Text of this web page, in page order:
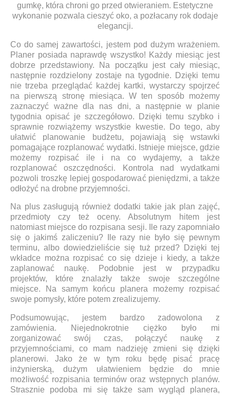
gumkę, która chroni go przed otwieraniem. Estetyczne
wykonanie pozwala cieszyć oko, a pozłacany rok dodaje
elegancji.
Co do samej zawartości, jestem pod dużym wrażeniem.
Planer posiada naprawdę wszystko! Każdy miesiąc jest
dobrze przedstawiony. Na początku jest cały miesiąc,
następnie rozdzielony zostaje na tygodnie. Dzięki temu
nie trzeba przeglądać każdej kartki, wystarczy spojrzeć
na pierwszą stronę miesiąca. W ten sposób możemy
zaznaczyć ważne dla nas dni, a następnie w planie
tygodnia opisać je szczegółowo. Dzięki temu szybko i
sprawnie rozwiążemy wszystkie kwestie. Do tego, aby
ułatwić planowanie budżetu, pojawiają się wstawki
pomagające rozplanować wydatki. Istnieje miejsce, gdzie
możemy rozpisać ile i na co wydajemy, a także
rozplanować oszczędności. Kontrola nad wydatkami
pozwoli troszkę lepiej gospodarować pieniędzmi, a także
odłożyć na drobne przyjemności.
Na plus zasługują również dodatki takie jak plan zajęć,
przedmioty czy też oceny. Absolutnym hitem jest
natomiast miejsce do rozpisana sesji. Ile razy zapomniało
się o jakimś zaliczeniu? Ile razy nie było się pewnym
terminu, albo dowiedzieliście się tuż przed? Dzięki tej
wkładce można rozpisać co się dzieje i kiedy, a także
zaplanować naukę. Podobnie jest w przypadku
projektów, które znalazły także swoje szczególne
miejsce. Na samym końcu planera możemy rozpisać
swoje pomysły, które potem zrealizujemy.
Podsumowując, jestem bardzo zadowolona z
zamówienia. Niejednokrotnie ciężko było mi
zorganizować swój czas, połączyć naukę z
przyjemnościami, co mam nadzieję zmieni się dzięki
planerowi. Jako że w tym roku będę pisać pracę
inżynierską, dużym ułatwieniem będzie do mnie
możliwość rozpisania terminów oraz wstępnych planów.
Strasznie podoba mi się także sam wygląd planera,